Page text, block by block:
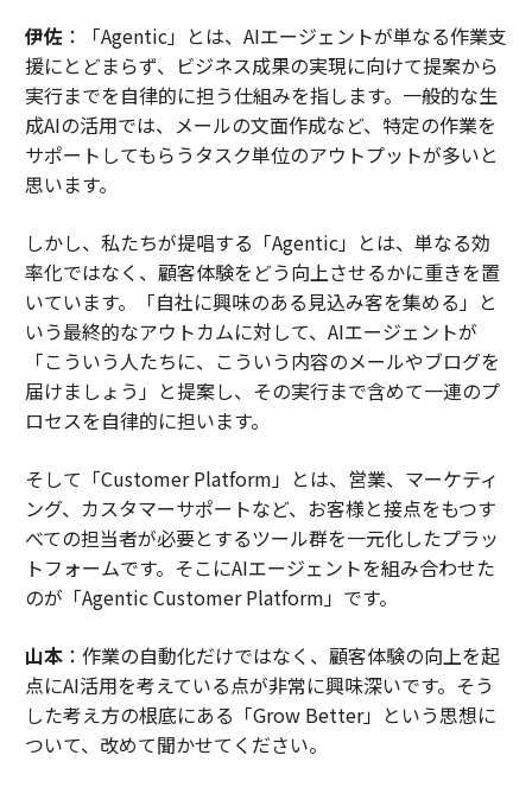
伊佐：「Agentic」とは、AIエージェントが単なる作業支
援にとどまらず、ビジネス成果の実現に向けて提案から
実行までを自律的に担う仕組みを指します。一般的な生
成AIの活用では、メールの文面作成など、特定の作業を
サポートしてもらうタスク単位のアウトプットが多いと
思います。
しかし、私たちが提唱する「Agentic」とは、単なる効
率化ではなく、顧客体験をどう向上させるかに重きを置
いています。「自社に興味のある見込み客を集める」と
いう最終的なアウトカムに対して、AIエージェントが
「こういう人たちに、こういう内容のメールやブログを
届けましょう」と提案し、その実行まで含めて一連のプ
ロセスを自律的に担います。
そして「Customer Platform」とは、営業、マーケティ
ング、カスタマーサポートなど、お客様と接点をもつす
べての担当者が必要とするツール群を一元化したプラッ
トフォームです。そこにAIエージェントを組み合わせた
のが「Agentic Customer Platform」です。
山本：作業の自動化だけではなく、顧客体験の向上を起
点にAI活用を考えている点が非常に興味深いです。そう
した考え方の根底にある「Grow Better」という思想に
ついて、改めて聞かせてください。